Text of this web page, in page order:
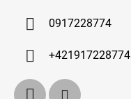
0917228774
+421917228774